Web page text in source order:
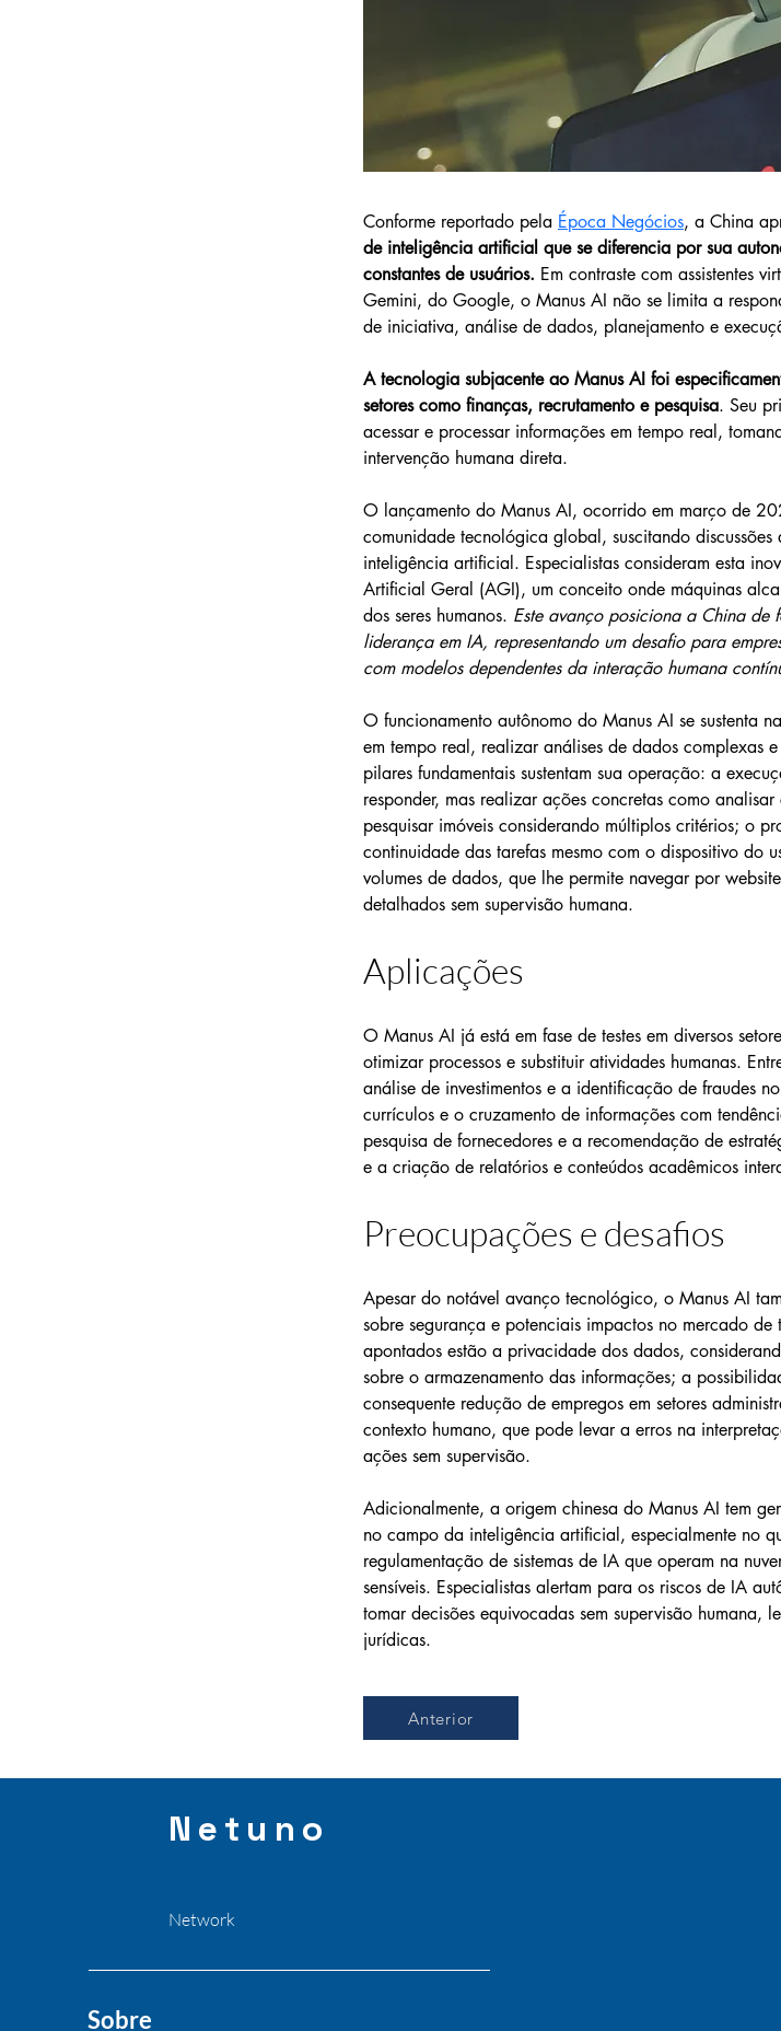
Conforme reportado pela Época Negócios, a China
de inteligência artificial que se diferencia por sua
constantes de usuários. Em contraste com assistentes
Gemini, do Google, o Manus AI não se limita a
de iniciativa, análise de dados, planejamento e
A tecnologia subjacente ao Manus AI foi
setores como finanças, recrutamento e pesquisa. Seu
acessar e processar informações em tempo real,
intervenção humana direta.
O lançamento do Manus AI, ocorrido em março de
comunidade tecnológica global, suscitando
inteligência artificial. Especialistas consideram esta
Artificial Geral (AGI), um conceito onde máquinas
dos seres humanos. Este avanço posiciona a China
liderança em IA, representando um desafio para
com modelos dependentes da interação humana
O funcionamento autônomo do Manus AI se sustenta
em tempo real, realizar análises de dados complexas
pilares fundamentais sustentam sua operação: a
responder, mas realizar ações concretas como
pesquisar imóveis considerando múltiplos critérios; o
continuidade das tarefas mesmo com o dispositivo do
volumes de dados, que lhe permite navegar por
detalhados sem supervisão humana.
Aplicações
O Manus AI já está em fase de testes em diversos
otimizar processos e substituir atividades humanas.
análise de investimentos e a identificação de fraudes
currículos e o cruzamento de informações com
pesquisa de fornecedores e a recomendação de
e a criação de relatórios e conteúdos acadêmicos
Preocupações e desafios
Apesar do notável avanço tecnológico, o Manus AI
sobre segurança e potenciais impactos no mercado
apontados estão a privacidade dos dados,
sobre o armazenamento das informações; a
consequente redução de empregos em setores
contexto humano, que pode levar a erros na
ações sem supervisão.
Adicionalmente, a origem chinesa do Manus AI tem
no campo da inteligência artificial, especialmente no
regulamentação de sistemas de IA que operam na
sensíveis. Especialistas alertam para os riscos de IA
tomar decisões equivocadas sem supervisão humana,
jurídicas.
Anterior
Netuno
Network
Sobre